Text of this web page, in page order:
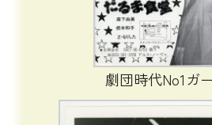
劇団時代No1ガ